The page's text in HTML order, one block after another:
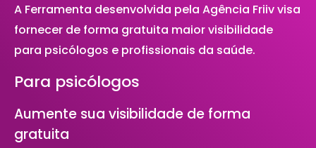
A Ferramenta desenvolvida pela Agência Friiv visa
fornecer de forma gratuita maior visibilidade
para psicólogos e profissionais da saúde.
Para psicólogos
Aumente sua visibilidade de forma
gratuita